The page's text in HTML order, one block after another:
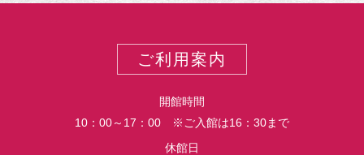
ご利用案内
開館時間
10：00～17：00 ※ご入館は16：30まで
休館日